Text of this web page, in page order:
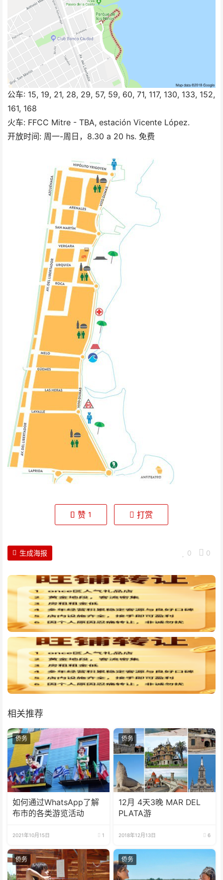
公车: 15, 19, 21, 28, 29, 57, 59, 60, 71, 117, 130, 133, 152,
161, 168
火车: FFCC Mitre - TBA, estación Vicente López.
开放时间: 周一-周日，8.30 a 20 hs. 免费
赞 1 打赏
0 0
生成海报
相关推荐
侨务
如何通过WhatsApp了解
布市的各类游览活动
2021年10月15日 1
侨务
12月 4天3晚 MAR DEL
PLATA游
2018年12月13日 6
侨务 侨务